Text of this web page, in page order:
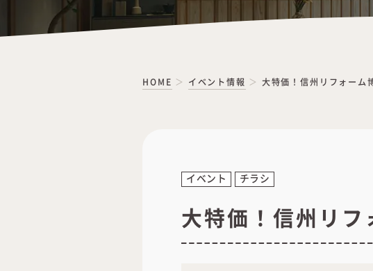
HOME イベント情報 大特価！信州リフォーム
イベント チラシ
大特価！信州リ